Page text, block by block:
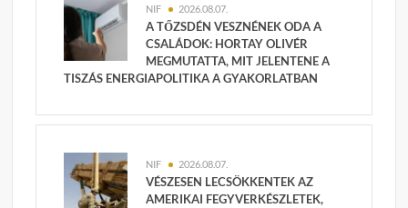
NIF 2026.08.07.
A TŐZSDÉN VESZNÉNEK ODA A
CSALÁDOK: HORTAY OLIVÉR
MEGMUTATTA, MIT JELENTENE A
TISZÁS ENERGIAPOLITIKA A GYAKORLATBAN
NIF 2026.08.07.
VÉSZESEN LECSÖKKENTEK AZ
AMERIKAI FEGYVERKÉSZLETEK,